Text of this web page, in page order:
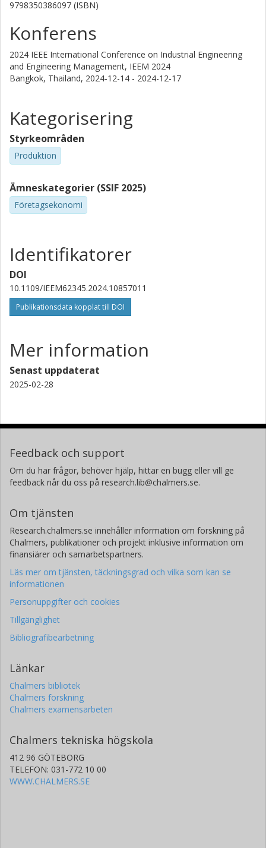
9798350386097 (ISBN)
Konferens
2024 IEEE International Conference on Industrial Engineering
and Engineering Management, IEEM 2024
Bangkok, Thailand, 2024-12-14 - 2024-12-17
Kategorisering
Styrkeområden
Produktion
Ämneskategorier (SSIF 2025)
Företagsekonomi
Identifikatorer
DOI
10.1109/IEEM62345.2024.10857011
Publikationsdata kopplat till DOI
Mer information
Senast uppdaterat
2025-02-28
Feedback och support
Om du har frågor, behöver hjälp, hittar en bugg eller vill ge
feedback når du oss på research.lib@chalmers.se.
Om tjänsten
Research.chalmers.se innehåller information om forskning på
Chalmers, publikationer och projekt inklusive information om
finansiärer och samarbetspartners.
Läs mer om tjänsten, täckningsgrad och vilka som kan se
informationen
Personuppgifter och cookies
Tillgänglighet
Bibliografibearbetning
Länkar
Chalmers bibliotek
Chalmers forskning
Chalmers examensarbeten
Chalmers tekniska högskola
412 96 GÖTEBORG
TELEFON: 031-772 10 00
WWW.CHALMERS.SE